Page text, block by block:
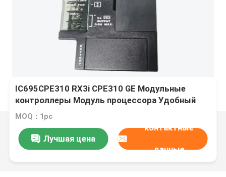
IC695CPE310 RX3i CPE310 GE Модульные
контроллеры Модуль процессора Удобный
для пользователя
MOQ：1pc
Лучшая цена
контактные
данные